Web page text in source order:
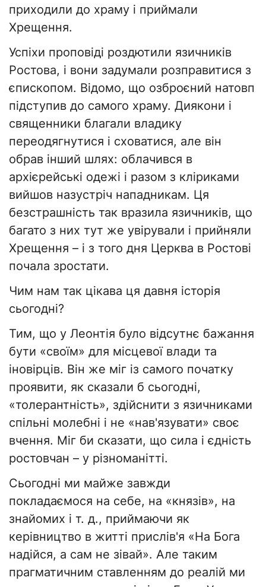
приходили до храму і приймали
Хрещення.
Успіхи проповіді роздютили язичників
Ростова, і вони задумали розправитися з
єпископом. Відомо, що озброєний натовп
підступив до самого храму. Диякони і
священники благали владику
переодягнутися і сховатися, але він
обрав інший шлях: облачився в
архієрейські одежі і разом з кліриками
вийшов назустріч нападникам. Ця
безстрашність так вразила язичників, що
багато з них тут же увірували і прийняли
Хрещення – і з того дня Церква в Ростові
почала зростати.
Чим нам так цікава ця давня історія
сьогодні?
Тим, що у Леонтія було відсутнє бажання
бути «своїм» для місцевої влади та
іновірців. Він же міг із самого початку
проявити, як сказали б сьогодні,
«толерантність», здійснити з язичниками
спільні молебні і не «нав'язувати» своє
вчення. Міг би сказати, що сила і єдність
ростовчан – у різноманітті.
Сьогодні ми майже завжди
покладаємося на себе, на «князів», на
знайомих і т. д., приймаючи як
керівництво в житті прислів'я «На Бога
надійся, а сам не зівай». Але таким
прагматичним ставленням до реалій ми